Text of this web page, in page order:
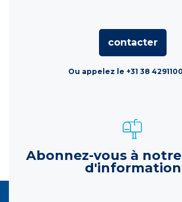
contacter
Ou appelez le +31 38 4291100
Abonnez-vous à
d'information